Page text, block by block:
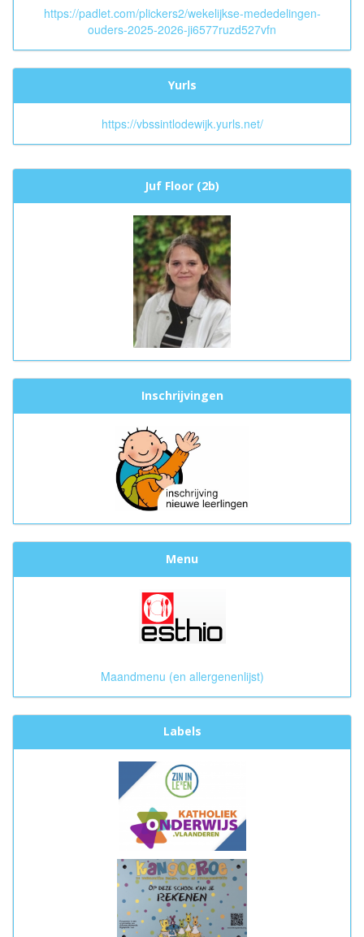
https://padlet.com/plickers2/wekelijkse-mededelingen-
ouders-2025-2026-ji6577ruzd527vfn
Yurls
https://vbssintlodewijk.yurls.net/
Juf Floor (2b)
Inschrijvingen
Menu
Maandmenu (en allergenenlijst)
Labels